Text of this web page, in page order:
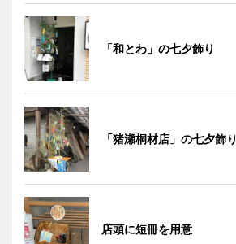
「和とわ」の七夕飾り
「猪瀬桐材店」の七夕飾り
店頭に短冊を用意